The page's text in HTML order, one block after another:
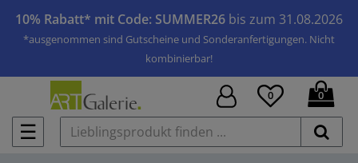
10% Rabatt* mit Code: SUMMER26 bis zum 31.08.2026
*ausgenommen sind Gutscheine und Sonderanfertigungen. Nicht
kombinierbar!
☰
0 0